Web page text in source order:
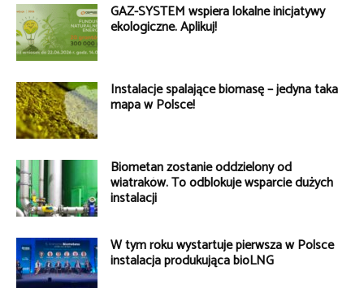
GAZ-SYSTEM wspiera lokalne inicjatywy
ekologiczne. Aplikuj!
Instalacje spalające biomasę – jedyna taka
mapa w Polsce!
Biometan zostanie oddzielony od
wiatraków. To odblokuje wsparcie dużych
instalacji
W tym roku wystartuje pierwsza w Polsce
instalacja produkująca bioLNG